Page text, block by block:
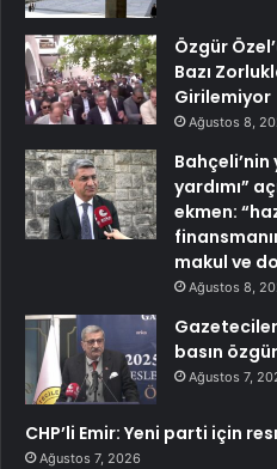
Özgür
Bazı
Girilemiyor
Ağustos 8,
yardımı”
ekmen:
makul ve
Ağustos 8,
basın
Ağustos 7,
CHP’li Emir: Yeni parti için
Ağustos 7, 2026